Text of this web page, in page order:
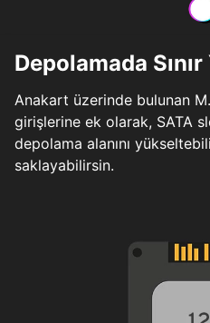
Depolamada Sınır
Anakart üzerinde bulunan
girişlerine ek olarak, SATA
depolama alanını
saklayabilirsin.